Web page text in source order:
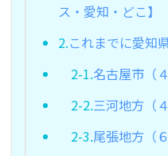
ス・愛知・どこ】
2.これまでに愛知
2-1.名古屋市（４
2-2.三河地方（４
2-3.尾張地方（６